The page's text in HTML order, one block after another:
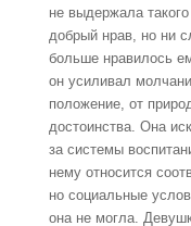
не выдержала
добрый нрав, но ни
больше нравилось
он усиливал
положение, от
достоинства. Она
за системы
нему относится
но социальные
она не могла.